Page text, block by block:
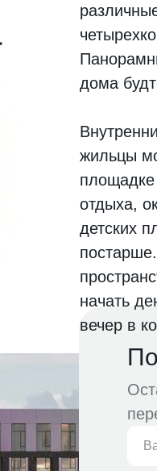
дома
жильцы
площадке
отдыха,
детских
начать
вечер в